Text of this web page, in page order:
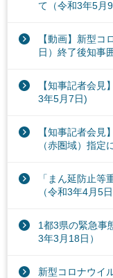
て（令和3年5月9
【動画】新型
日）終了後知事
【知事記者会
3年5月7日)
【知事記者会
（赤圏域）指定
「まん延防止
（令和3年4月5日
1都3県の緊急事
3年3月18日）
新型コロナウイ